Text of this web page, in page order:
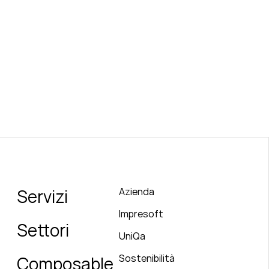
Servizi
Settori
Composable
Azienda
Impresoft
UniQa
Sostenibilità